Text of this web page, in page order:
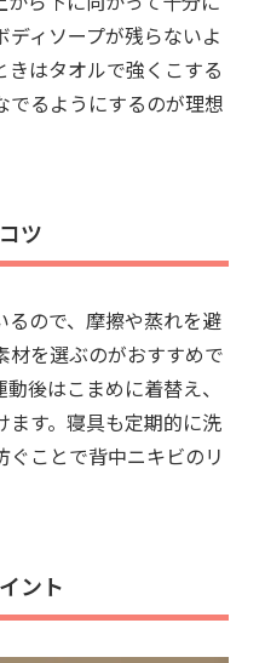
ィソープが残らないよ
きはタオルで強くこする
でるようにするのが理想
ツ
るので、摩擦や蒸れを避
材を選ぶのがおすすめで
後はこまめに着替え、
ます。寝具も定期的に洗
ことで背中ニキビのリ
ント